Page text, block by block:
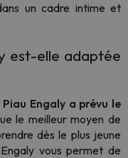
un cadre intime et
est-elle adaptée
Engaly a prévu le
le meilleur moyen de
dès le plus jeune
vous permet de